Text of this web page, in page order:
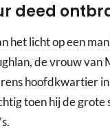
deed
het licht op een
de vrouw van
hoofdkwartier
toen hij de